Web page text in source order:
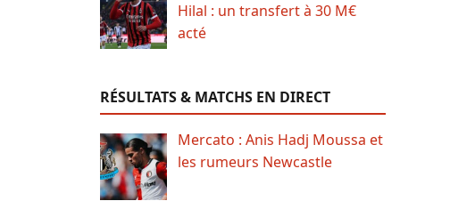
Hilal : un transfert à 30 M€
acté
RÉSULTATS & MATCHS EN DIRECT
Mercato : Anis Hadj Moussa et
les rumeurs Newcastle